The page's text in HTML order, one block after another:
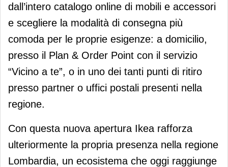
dall’intero catalogo online di mobili e accessori
e scegliere la modalità di consegna più
comoda per le proprie esigenze: a domicilio,
presso il Plan & Order Point con il servizio
“Vicino a te”, o in uno dei tanti punti di ritiro
presso partner o uffici postali presenti nella
regione.
Con questa nuova apertura Ikea rafforza
ulteriormente la propria presenza nella regione
Lombardia, un ecosistema che oggi raggiunge